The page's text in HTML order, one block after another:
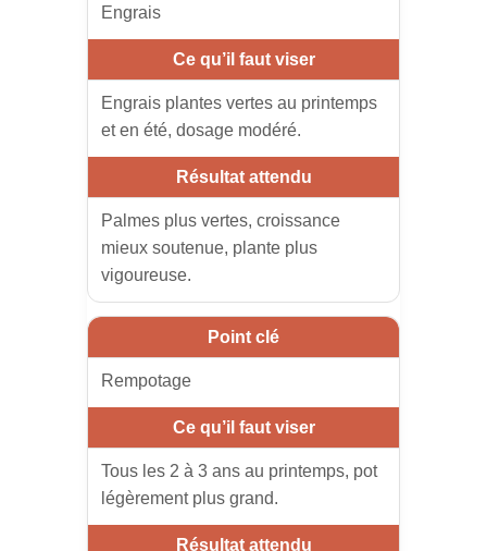
Engrais
Engrais plantes vertes au printemps
et en été, dosage modéré.
Palmes plus vertes, croissance
mieux soutenue, plante plus
vigoureuse.
Rempotage
Tous les 2 à 3 ans au printemps, pot
légèrement plus grand.